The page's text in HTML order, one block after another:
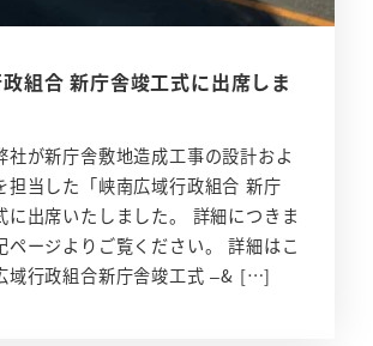
組合 新庁舎竣工式に出席しま
社が新庁舎敷地造成工事の設計およ
担当した「峡南広域行政組合 新庁
に出席いたしました。 詳細につきま
ページよりご覧ください。 詳細はこ
域行政組合新庁舎竣工式 –& […]